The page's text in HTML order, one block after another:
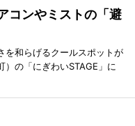
コンやミストの「避
を和らげるクールスポットが
の「にぎわいSTAGE」に